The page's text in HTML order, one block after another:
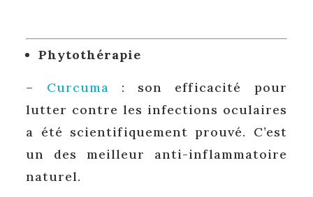
Phytothérapie
– Curcuma : son efficacité pour
lutter contre les infections oculaires
a été scientifiquement prouvé. C’est
un des meilleur anti-inflammatoire
naturel.